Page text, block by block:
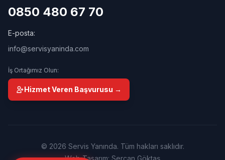
0850 480 67 70
E-posta:
info@servisyaninda.com
İş Ortağımız Olun:
Hizmet Veren Başvurusu →
© 2026 Servis Yanında. Tüm hakları saklıdır.
Web Tasarım: Sercan Göktaş